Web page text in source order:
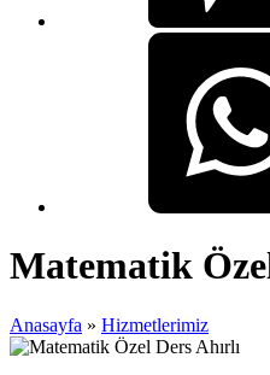
Matematik
Anasayfa » Hizmetlerimiz